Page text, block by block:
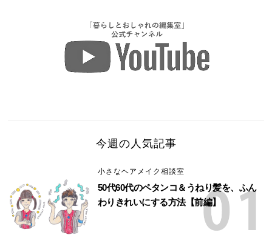
今週の人気記事
小さなヘアメイク相談室
50代60代のペタンコ＆うねり髪を、ふん
わりきれいにする方法【前編】